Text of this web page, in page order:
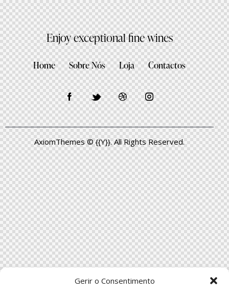
Gerir o Consentimento
Enjoy exceptional fine wines
Home Sobre Nós Loja Contactos
AxiomThemes© {{Y}}. All Rights Reserved.